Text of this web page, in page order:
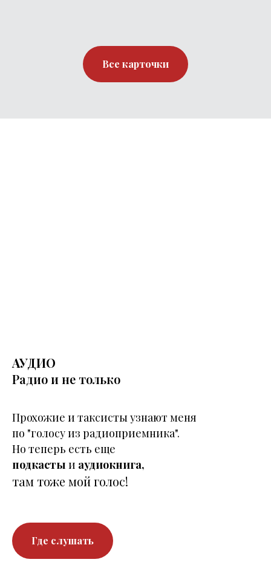
Все карточки
АУДИО
Радио и не только
Прохожие и таксисты узнают меня
по "голосу из радиоприемника".
Но теперь есть еще
подкасты и аудиокнига,
там тоже мой голос!
Где слушать